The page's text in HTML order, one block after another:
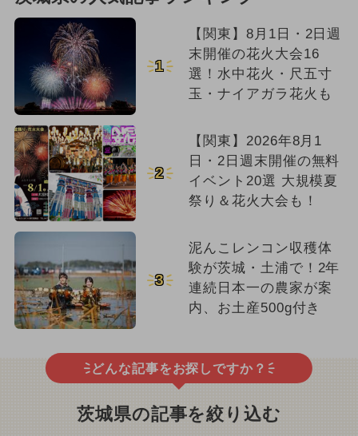
1
【関東】8月1日・2日週
末開催の花火大会16
選！水中花火・尺五寸
玉・ナイアガラ花火も
2
【関東】2026年8月1
日・2日週末開催の無料
イベント20選 大規模夏
祭り＆花火大会も！
3
泥んこレンコン収穫体
験が茨城・土浦で！2年
連続日本一の農家が案
内、お土産500g付き
どんな記事をお探しですか？
茨城県の記事を絞り込む